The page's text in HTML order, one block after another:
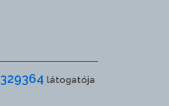
329364 látogatója